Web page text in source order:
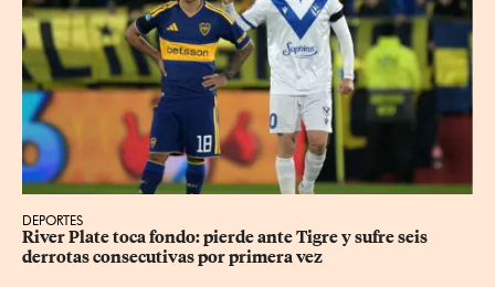
DEPORTES
River Plate toca fondo: pierde ante Tigre y sufre seis
derrotas consecutivas por primera vez